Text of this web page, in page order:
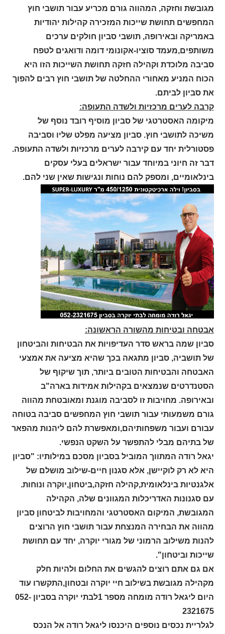
מגובשת וחזקה, המהווה גורם מכריע עבור תושבי חוץ
המחפשים תחושת שייכות המזכירה קהילות יהודיות
באמריקה ובאירופה, תושבי סביון חולקים ערכים
משותפים,מעמד סוציו-אקונומי דומה ודואגים לטפח
סביבה מלוכדת וקהילה חזקה תחושת השייכות הזו היא
הכוח המניע מאחורי ההחלטה של תושבי חוץ רבים להפוך
את סביון לביתם.
קרבה לערים מרכזיות ולשדה התעופה:
מיקומה האסטרטגי של סביון מוסיף רובד נוסף של
משיכה לתושבי חוץ. סביון מציעה מפלט שליו וסביבה
פסטורלית יחד עם קירבה לערים מרכזיות ולשדה התעופה.
דבר זה חיוני במיוחד עבור ישראלים בעלי עסקים
בינלאומיים, ומספק להם נוחות ונגישות שאין שני להם.
אבטחה ובטיחות מהשורה הראשונה:
סביון שמה בראש סדר העדיפויות את הבטיחות והביטחון
של תושביה, סביון מתגאה בכך שהיא מציעה את אמצעי
האבטחה והבטיחות הטובים ביותר, תוך שיקוף של
הסטנדרטים שנמצאים בקהילות אמידות בארה"ב
ובאירופה. מחויבות זו לסביבה מוגנת ומאובטחת מהווה
גורם משמעותי עבור תושבי חוץ המחפשים סביבה בטוחה
עבורם ועבור משפחותיהם,ומאפשרת להם ליהנות מהפאר
של בתיהם מבלי להתפשר על השקט הנפשי.
יגאל רודה המתווך המוביל בסביון מסכם במילותיו: "סביון
היא לא רק לוקיישן, אלא סגנון חיים-שילוב מושלם של
אלגנטיות בינלאומית,קהילה חזקה,ביטחון,יוקרה ונוחות.
עם סגנונות האדריכלות המגוונים שלה, הקהילה
המגובשת, המיקום האסטרטגי והמחויבות לביטחון סביון
מהווה את הבחירה המנצחת עבור תושבי חוץ הרוצים
להנות משילוב הרמוני של מגורי יוקרה, יחד עם תחושת
שייכות וביטחון".
אם גם אתם רוצים להגשים את החלום ולהיות חלק
מקהילה מגובשת בשילוב חיי יוקרה ובטחון,התקשרו עוד
היום ליגאל רודה מומחה מספר 1לבתי יוקרה בסביון 052-
2321675
לגלריית נכסים נוספים היכנסו ליגאל רודה אל הנכס